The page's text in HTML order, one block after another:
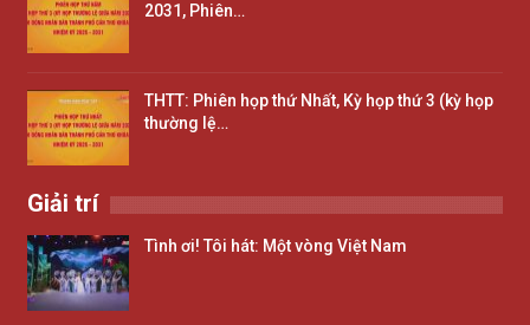
2031, Phiên…
THTT: Phiên họp thứ Nhất, Kỳ họp thứ 3 (kỳ họp
thường lệ…
Giải trí
Tình ơi! Tôi hát: Một vòng Việt Nam